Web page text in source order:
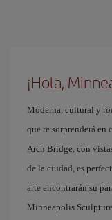
¡Hola,
Moderna, cultural y
que te sorprenderá en
Arch Bridge, con
de la ciudad, es
arte encontrarán su
Minneapolis